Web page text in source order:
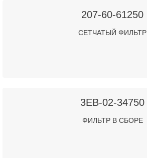
207-60-61250
СЕТЧАТЫЙ ФИЛЬТР
3EB-02-34750
ФИЛЬТР В СБОРЕ